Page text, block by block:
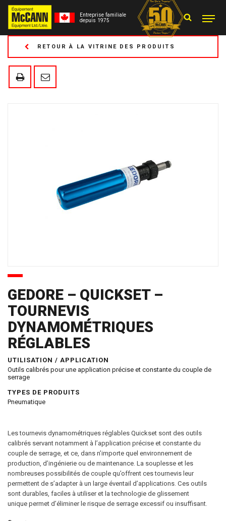
Entreprise familiale
depuis 1975
RETOUR À LA VITRINE DES PRODUITS
GEDORE – QUICKSET –
TOURNEVIS
DYNAMOMÉTRIQUES
RÉGLABLES
UTILISATION / APPLICATION
Outils calibrés pour une application précise et constante du couple de
serrage
TYPES DE PRODUITS
Pneumatique
Les tournevis dynamométriques réglables Quickset sont des outils
calibrés servant notamment à l’application précise et constante du
couple de serrage, et ce, dans n’importe quel environnement de
production, d’ingénierie ou de maintenance. La souplesse et les
nombreuses possibilités de couple qu’offrent ces tournevis leur
permettent de s’adapter à un large éventail d’applications. Ces outils
sont durables, faciles à utiliser et la technologie de glissement
unique permet d’éliminer le risque de serrage excessif ou insuffisant.